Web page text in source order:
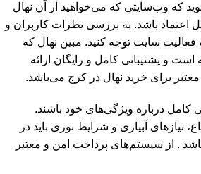
که وب‌سایتی که می‌خواهید از آن نهال
اعتماد باشد. به بررسی نظرات کاربران و
سایت توجه کنید. مبین نهال که
و پشتیبانی کامل و رایگان ارائه
برای خرید نهال در کرج می‌باشد.
کامل درباره ویژگی‌های خود باشند.
نیازهای آبیاری و شرایط نوری باید در
. از سیستم‌های پرداخت امن و معتبر